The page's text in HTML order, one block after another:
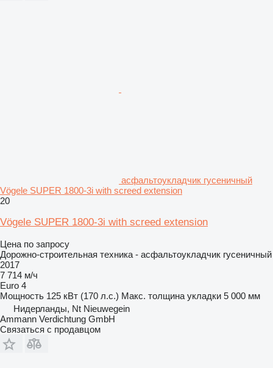
асфальтоукладчик гусеничный
Vögele SUPER 1800-3i with screed extension
20
Vögele SUPER 1800-3i with screed extension
Цена по запросу
Дорожно-строительная техника - асфальтоукладчик гусеничный
2017
7 714 м/ч
Euro 4
Мощность 125 кВт (170 л.с.) Макс. толщина укладки 5 000 мм
Нидерланды, Nt Nieuwegein
Ammann Verdichtung GmbH
Связаться с продавцом